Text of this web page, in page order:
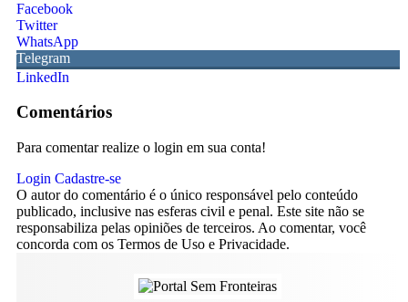
Facebook
Twitter
WhatsApp
Telegram
LinkedIn
Comentários
Para comentar realize o login em sua conta!
Login Cadastre-se
O autor do comentário é o único responsável pelo conteúdo
publicado, inclusive nas esferas civil e penal. Este site não se
responsabiliza pelas opiniões de terceiros. Ao comentar, você
concorda com os Termos de Uso e Privacidade.